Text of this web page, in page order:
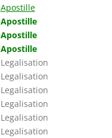
Apostille
Apostille
Apostille
Apostille
Legalisation
Legalisation
Legalisation
Legalisation
Legalisation
Legalisation